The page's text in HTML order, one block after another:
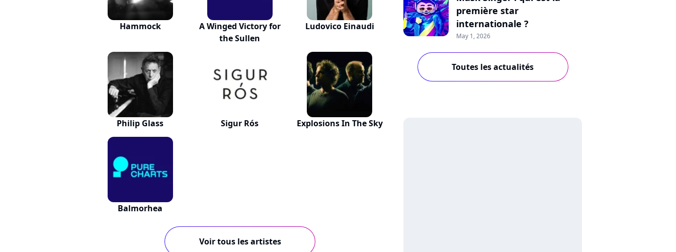
Hammock
A Winged Victory for
the Sullen
Ludovico Einaudi
Philip Glass Sigur Rós Explosions In The Sky
Balmorhea
Voir tous les artistes
première star
internationale ?
May 1, 2026
Toutes les actualités